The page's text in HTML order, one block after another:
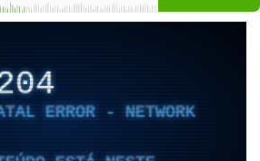
ERROR - NETWORK